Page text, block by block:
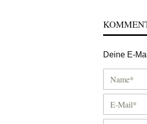
Deine E-